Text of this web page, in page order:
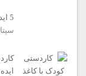
5 ایده کاربردی تزیین میز تحریر
سپتامبر